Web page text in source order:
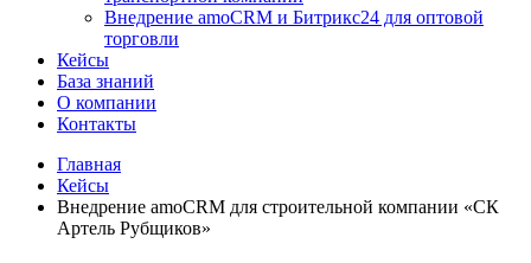
Внедрение amoCRM и Битрикс24 для оптовой
торговли
Кейсы
База знаний
О компании
Контакты
Главная
Кейсы
Внедрение amoCRM для строительной компании «СК
Артель Рубщиков»